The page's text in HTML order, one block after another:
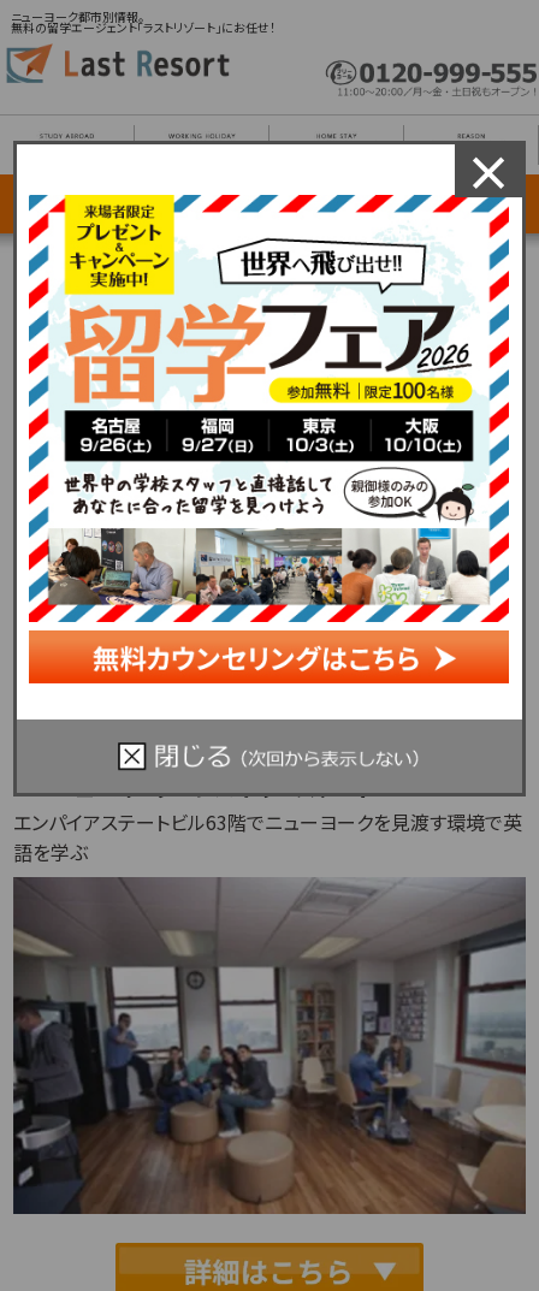
ニューヨーク都市別情報。
無料の留学エージェント「ラストリゾート」にお任せ！
×
ニューヨークへ留学しよう！
カプラン／イーシー／セントジャイルズ etc.
有名語学学校と多数提携！
ラストリゾートが無料手配いたします！
ニューヨークで
おすすめの語学学校
カプランインターナショナルイングリッシュ／ニ
ューヨークエンパイヤーステート
エンパイアステートビル63階でニューヨークを見渡す環境で英
語を学ぶ